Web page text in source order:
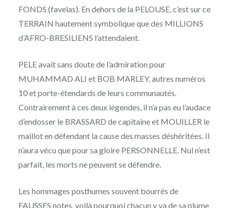
FONDS (favelas). En dehors de la PELOUSE, c’est sur ce
TERRAIN hautement symbolique que des MILLIONS
d’AFRO-BRESILIENS l’attendaient.
PELE avait sans doute de l’admiration pour
MUHAMMAD ALI et BOB MARLEY, autres numéros
10 et porte-étendards de leurs communautés.
Contrairement à ces deux légendes, il n’a pas eu l’audace
d’endosser le BRASSARD de capitaine et MOUILLER le
maillot en défendant la cause des masses déshéritées. Il
n’aura vécu que pour sa gloire PERSONNELLE. Nul n’est
parfait, les morts ne peuvent se défendre.
Les hommages posthumes souvent bourrés de
FAUSSES notes, voilà pourquoi chacun y va de sa plume